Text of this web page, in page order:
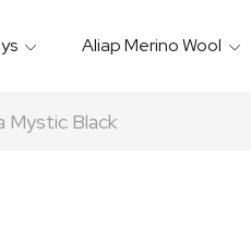
Aliap Merino Wool
Mystic Black